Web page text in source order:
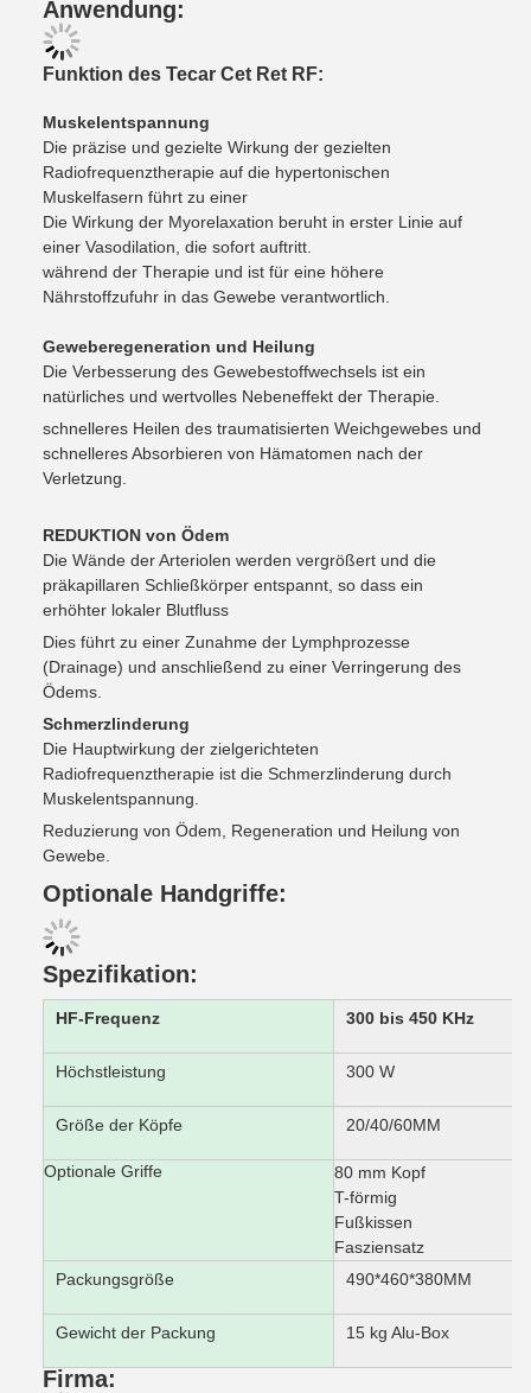
Anwendung:
Funktion des Tecar Cet Ret RF:
Muskelentspannung
Die präzise und gezielte Wirkung der gezielten
Radiofrequenztherapie auf die hypertonischen
Muskelfasern führt zu einer
Die Wirkung der Myorelaxation beruht in erster Linie auf
einer Vasodilation, die sofort auftritt.
während der Therapie und ist für eine höhere
Nährstoffzufuhr in das Gewebe verantwortlich.
Geweberegeneration und Heilung
Die Verbesserung des Gewebestoffwechsels ist ein
natürliches und wertvolles Nebeneffekt der Therapie.
schnelleres Heilen des traumatisierten Weichgewebes und
schnelleres Absorbieren von Hämatomen nach der
Verletzung.
REDUKTION von Ödem
Die Wände der Arteriolen werden vergrößert und die
präkapillaren Schließkörper entspannt, so dass ein
erhöhter lokaler Blutfluss
Dies führt zu einer Zunahme der Lymphprozesse
(Drainage) und anschließend zu einer Verringerung des
Ödems.
Schmerzlinderung
Die Hauptwirkung der zielgerichteten
Radiofrequenztherapie ist die Schmerzlinderung durch
Muskelentspannung.
Reduzierung von Ödem, Regeneration und Heilung von
Gewebe.
Optionale Handgriffe:
Spezifikation:
HF-Frequenz 300 bis 450 KHz
Höchstleistung 300 W
Größe der Köpfe 20/40/60MM
Optionale Griffe
80 mm Kopf
T-förmig
Fußkissen
Fasziensatz
Packungsgröße
490*460*380MM
Gewicht der Packung 15 kg Alu-Box
Firma: